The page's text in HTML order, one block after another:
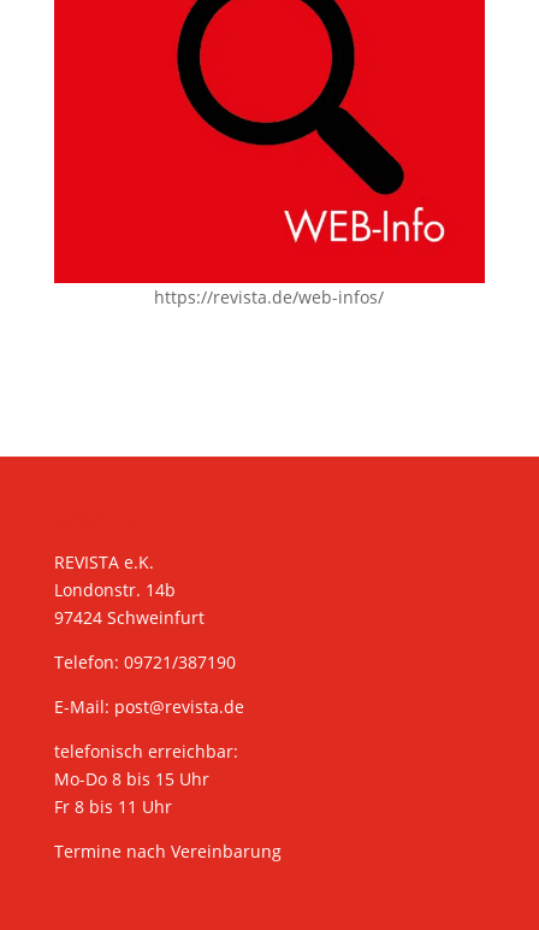
https://revista.de/web-infos/
REVISTA e.K.
Londonstr. 14b
97424 Schweinfurt
Telefon: 09721/387190
E-Mail: post@revista.de
telefonisch erreichbar:
Mo-Do 8 bis 15 Uhr
Fr 8 bis 11 Uhr
Termine nach Vereinbarung